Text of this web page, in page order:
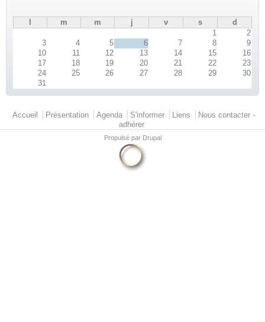
l m m j v s
d
1
2
3
4 5 6 7 8
9
10
11 12 13 14 15
16
17
18 19 20 21 22
23
24
25 26 27 28 29
30
31
Menu principal
Accueil Présentation Agenda S'informer Liens
Nous contacter -
adhérer
Propulsé par Drupal